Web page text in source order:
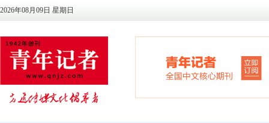
2026年08月09日 星期日